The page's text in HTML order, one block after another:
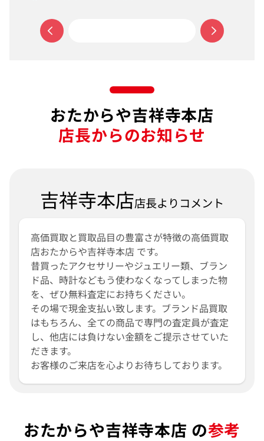
おたからや吉祥寺本店
店長からのお知らせ
吉祥寺本店店長よりコメント
高価買取と買取品目の豊富さが特徴の高価買取
店おたからや吉祥寺本店 です。
昔買ったアクセサリーやジュエリー類、ブラン
ド品、時計などもう使わなくなってしまった物
を、ぜひ無料査定にお持ちください。
その場で現金支払い致します。ブランド品買取
はもちろん、全ての商品で専門の査定員が査定
し、他店には負けない金額をご提示させていた
だきます。
お客様のご来店を心よりお待ちしております。
おたからや吉祥寺本店 の参考